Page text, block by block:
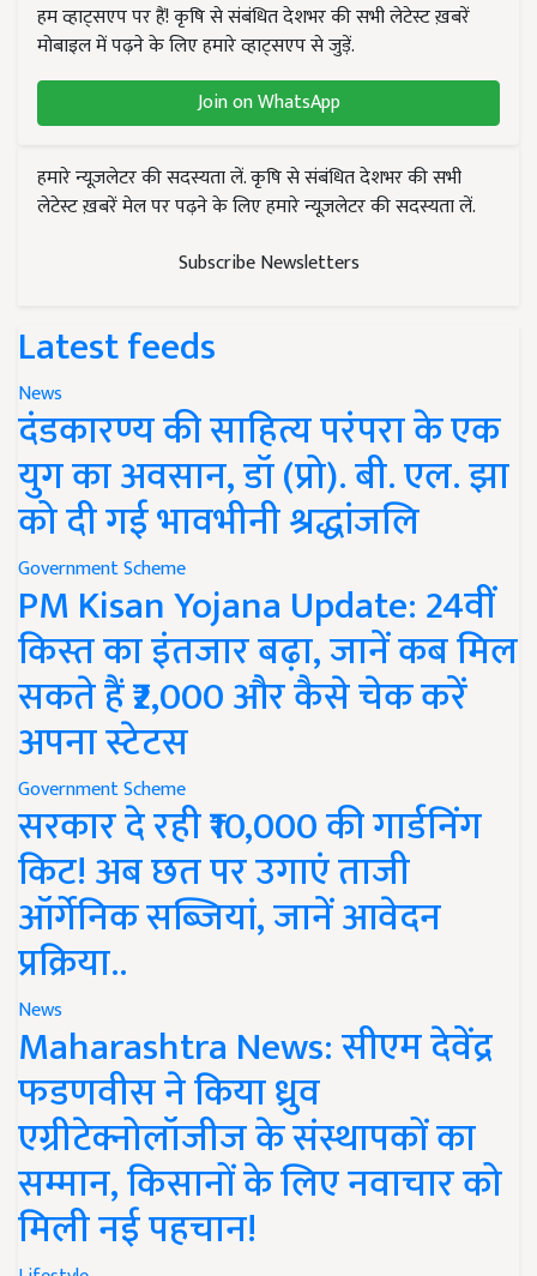
हम व्हाट्सएप पर हैं! कृषि से संबंधित देशभर की सभी लेटेस्ट ख़बरें
मोबाइल में पढ़ने के लिए हमारे व्हाट्सएप से जुड़ें.
Join on WhatsApp
हमारे न्यूज़लेटर की सदस्यता लें. कृषि से संबंधित देशभर की सभी
लेटेस्ट ख़बरें मेल पर पढ़ने के लिए हमारे न्यूज़लेटर की सदस्यता लें.
Subscribe Newsletters
Latest feeds
News
दंडकारण्य की साहित्य परंपरा के एक
युग का अवसान, डॉ (प्रो). बी. एल. झा
को दी गई भावभीनी श्रद्धांजलि
Government Scheme
PM Kisan Yojana Update: 24वीं
किस्त का इंतजार बढ़ा, जानें कब मिल
सकते हैं ₹2,000 और कैसे चेक करें
अपना स्टेटस
Government Scheme
सरकार दे रही ₹10,000 की गार्डनिंग
किट! अब छत पर उगाएं ताजी
ऑर्गेनिक सब्जियां, जानें आवेदन
प्रक्रिया..
News
Maharashtra News: सीएम देवेंद्र
फडणवीस ने किया ध्रुव
एग्रीटेक्नोलॉजीज के संस्थापकों का
सम्मान, किसानों के लिए नवाचार को
मिली नई पहचान!